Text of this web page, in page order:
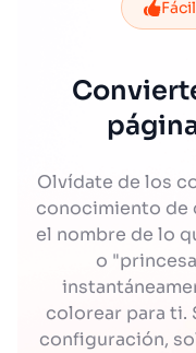
Olvídate de los
conocimiento de
el nombre de lo
o
colorear para ti.
configuración,